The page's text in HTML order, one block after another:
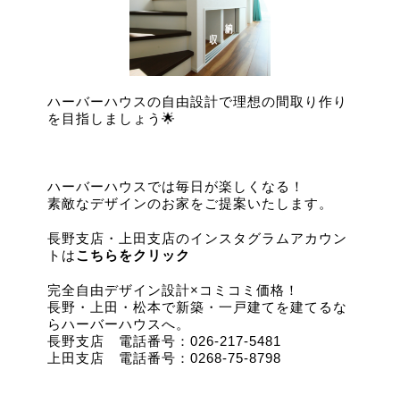
ハーバーハウスの自由設計で理想の間取り作り
を目指しましょう🌟
ハーバーハウスでは毎日が楽しくなる！
素敵なデザインのお家をご提案いたします。
長野支店・上田支店のインスタグラムアカウン
トはこちらをクリック
完全自由デザイン設計×コミコミ価格！
長野・上田・松本で新築・一戸建てを建てるな
らハーバーハウスへ。
長野支店 電話番号：026-217-5481
上田支店 電話番号：0268-75-8798